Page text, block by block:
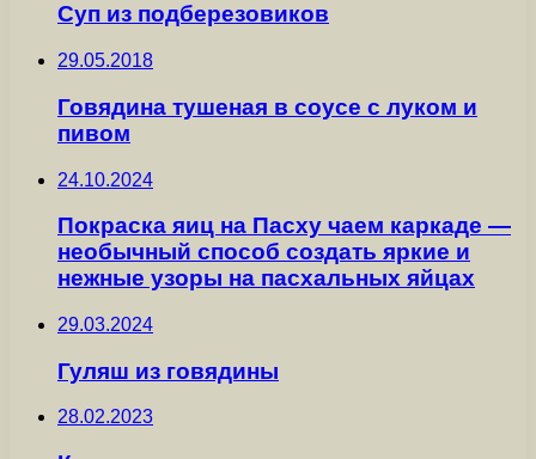
Суп из подберезовиков
29.05.2018
Говядина тушеная в соусе с луком и
пивом
24.10.2024
Покраска яиц на Пасху чаем каркаде —
необычный способ создать яркие и
нежные узоры на пасхальных яйцах
29.03.2024
Гуляш из говядины
28.02.2023